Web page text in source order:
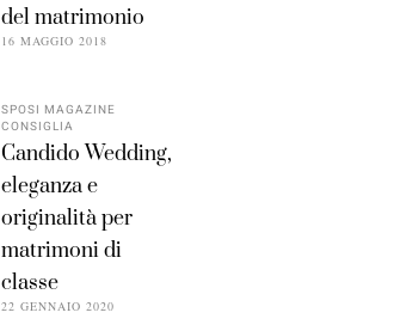
del matrimonio
16 MAGGIO 2018
SPOSI MAGAZINE
CONSIGLIA
Candido Wedding,
eleganza e
originalità per
matrimoni di
classe
22 GENNAIO 2020